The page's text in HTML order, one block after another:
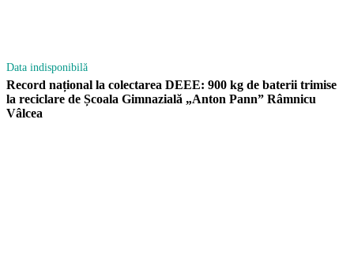
Data indisponibilă
Record național la colectarea DEEE: 900 kg de baterii trimise
la reciclare de Școala Gimnazială „Anton Pann” Râmnicu
Vâlcea